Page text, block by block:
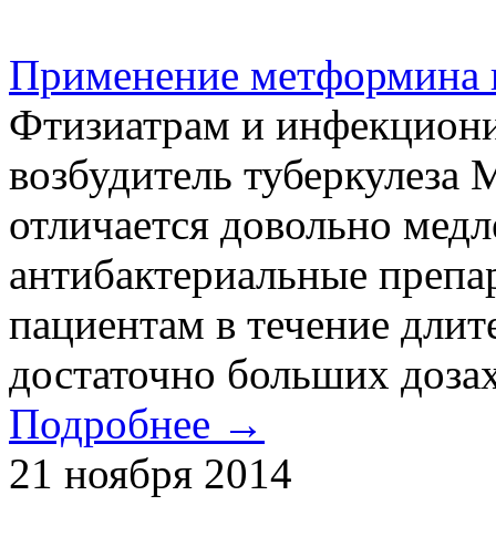
Применение метформина
Фтизиатрам и
возбудитель
отличается довольно
антибактериальные
пациентам в течение
достаточно больших
Подробнее →
21 ноября 2014